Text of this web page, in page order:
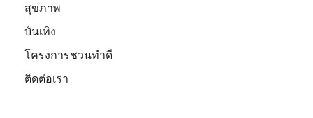
สุขภาพ
บันเทิง
โครงการชวนทำดี
ติดต่อเรา